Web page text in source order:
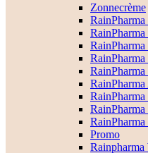
Zonnecrème
RainPharma
RainPharma
RainPharma
RainPharma
Promo
Rainpharma